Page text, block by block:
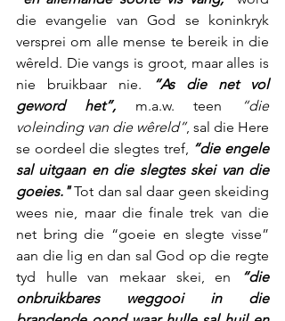
die evangelie van God se koninkryk
versprei om alle mense te bereik in die
wêreld. Die vangs is groot, maar alles is
nie bruikbaar nie.
“As die net vol
geword het”, m.a.w. teen
“die
voleinding van die wêreld”, sal die Here
se oordeel die slegtes tref, “die engele
sal uitgaan en die slegtes skei van die
goeies." Tot dan sal daar geen skeiding
wees nie, maar die finale trek van die
net bring die “goeie en slegte visse”
aan die lig en dan sal God op die regte
tyd hulle van mekaar skei, en
“die
onbruikbares weggooi in die